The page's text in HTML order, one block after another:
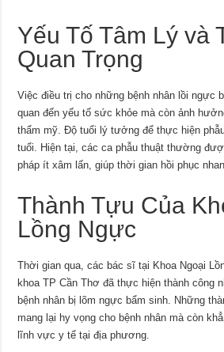
Yếu Tố Tâm Lý và
Quan Trọng
Việc điều trị cho những bệnh nhân lồi ngực
quan đến yếu tố sức khỏe mà còn ảnh
thẩm mỹ. Độ tuổi lý tưởng để thực hiện
tuổi. Hiện tại, các ca phẫu thuật thường
pháp ít xâm lấn, giúp thời gian hồi phục
Thành Tựu Của
Lồng Ngực
Thời gian qua, các bác sĩ tại Khoa Ngoại
khoa TP Cần Thơ đã thực hiện thành công
bệnh nhân bị lõm ngực bẩm sinh. Những
mang lại hy vọng cho bệnh nhân mà còn
lĩnh vực y tế tại địa phương.